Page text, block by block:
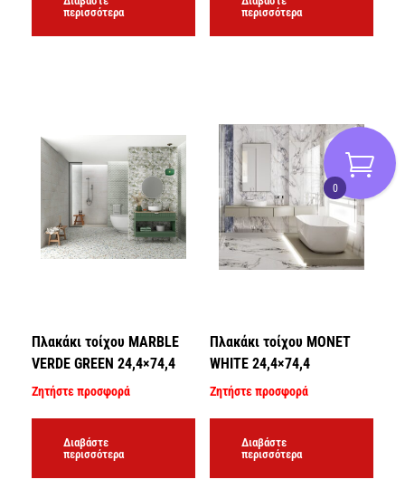
περισσότερα
περισσότερα
Πλακάκι τοίχου MARBLE
VERDE GREEN 24,4×74,4
Ζητήστε προσφορά
Διαβάστε
περισσότερα
Πλακάκι τοίχου MONET
WHITE 24,4×74,4
Ζητήστε προσφορά
Διαβάστε
περισσότερα
0